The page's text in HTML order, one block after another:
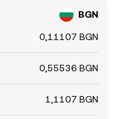
BGN
0,11107 BGN
0,55536 BGN
1,1107 BGN